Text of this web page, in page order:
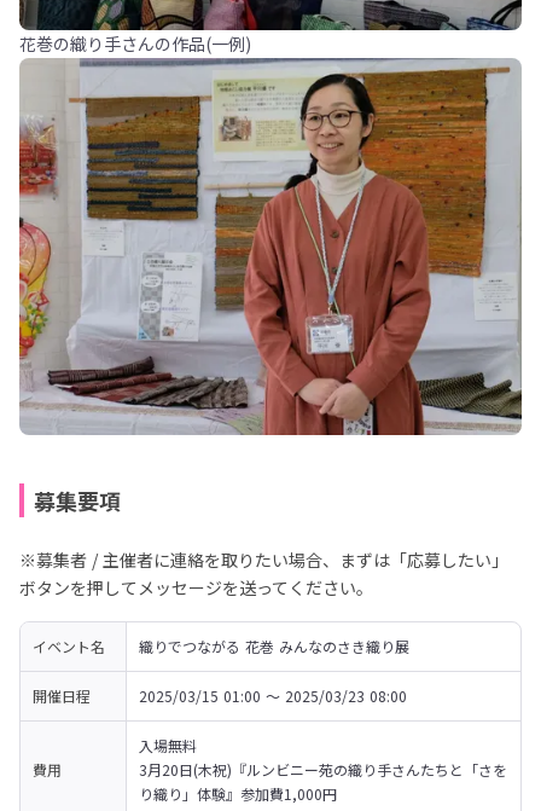
花巻の織り手さんの作品(一例)
募集要項
※募集者 / 主催者に連絡を取りたい場合、まずは「応募したい」
ボタンを押してメッセージを送ってください。
イベント名 織りでつながる 花巻 みんなのさき織り展
開催日程 2025/03/15 01:00 〜 2025/03/23 08:00
費用
入場無料
3月20日(木祝)『ルンビニー苑の織り手さんたちと「さを
り織り」体験』参加費1,000円